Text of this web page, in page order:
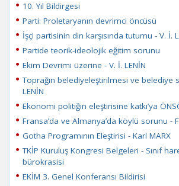
10. Yıl Bildirgesi
Parti: Proletaryanın devrimci öncüsü
İşçi partisinin din karşısında tutumu - V. İ.
Partide teorik-ideolojik eğitim sorunu
Ekim Devrimi üzerine - V. İ. LENİN
Toprağın belediyeleştirilmesi ve belediye
LENİN
Ekonomi politiğin eleştirisine katkı’ya
Fransa’da ve Almanya’da köylü sorunu -
Gotha Programının Eleştirisi - Karl MARX
TKİP Kuruluş Kongresi Belgeleri - Sınıf
bürokrasisi
EKİM 3. Genel Konferansı Bildirisi